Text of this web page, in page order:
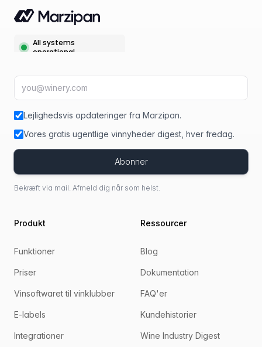
E-mailadresse
Lejlighedsvis opdateringer fra Marzipan.
Vores gratis ugentlige vinnyheder digest, hver fredag.
Abonner
Bekræft via mail. Afmeld dig når som helst.
Produkt
Funktioner
Priser
Vinsoftwaret til vinklubber
E-labels
Integrationer
Ressourcer
Blog
Dokumentation
FAQ'er
Kundehistorier
Wine Industry Digest